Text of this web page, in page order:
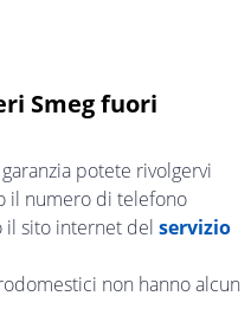
Smeg fuori
potete rivolgervi
il numero di telefono
sito internet del servizio
non hanno alcun